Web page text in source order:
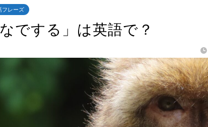
フレーズ
なでする」は英語で？